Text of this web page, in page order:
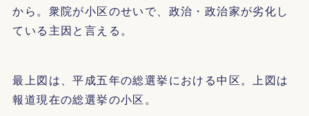
から。衆院が小区のせいで、政治・政治家が劣化し
ている主因と言える。
最上図は、平成五年の総選挙における中区。上図は
報道現在の総選挙の小区。